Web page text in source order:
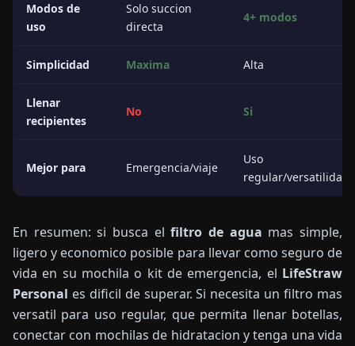
Modos de
uso
Solo succion
directa
4+ modos
Simplicidad Maxima Alta
Llenar
recipientes
No Si
Mejor para Emergencia/viaje
Uso
regular/versatilidad
En resumen: si busca elfiltro de agua mas simple,
ligero y economico posible para llevar como seguro de
vida en su mochila o kit de emergencia, el LifeStraw
Personal es dificil de superar. Si necesita un filtro mas
versatil para uso regular, que permita llenar botellas,
conectar con mochilas de hidratacion y tenga una vida